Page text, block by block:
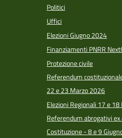
Politici
Uffici
Elezioni Giugno 2024
Finanziamenti PNRR
Protezione civile
Referendum
22 e 23 Marzo 2026
Elezioni Regionali 17 e
Referendum abrogativi
Costituzione - 8 e 9